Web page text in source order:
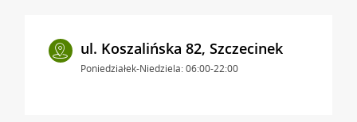
ul. Koszalińska 82, Szczecinek
Poniedziałek-Niedziela: 06:00-22:00